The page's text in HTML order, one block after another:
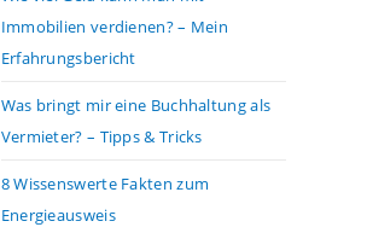
Immobilien verdienen? – Mein
Erfahrungsbericht
Was bringt mir eine Buchhaltung als
Vermieter? – Tipps & Tricks
8 Wissenswerte Fakten zum
Energieausweis